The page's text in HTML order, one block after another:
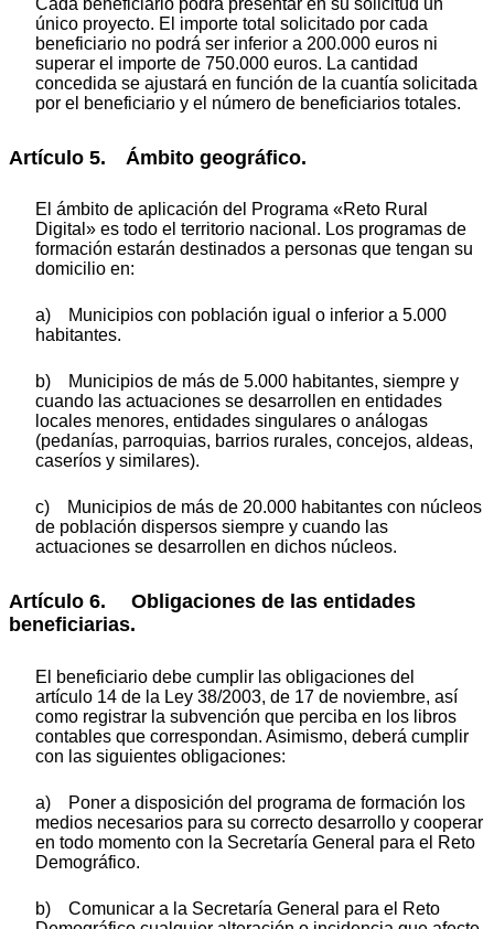
único proyecto. El importe total solicitado por cada
beneficiario no podrá ser inferior a 200.000 euros ni
superar el importe de 750.000 euros. La cantidad
concedida se ajustará en función de la cuantía solicitada
por el beneficiario y el número de beneficiarios totales.
Artículo 5. Ámbito geográfico.
El ámbito de aplicación del Programa «Reto Rural
Digital» es todo el territorio nacional. Los programas de
formación estarán destinados a personas que tengan su
domicilio en:
a) Municipios con población igual o inferior a 5.000
habitantes.
b) Municipios de más de 5.000 habitantes, siempre y
cuando las actuaciones se desarrollen en entidades
locales menores, entidades singulares o análogas
(pedanías, parroquias, barrios rurales, concejos, aldeas,
caseríos y similares).
c) Municipios de más de 20.000 habitantes con núcleos
de población dispersos siempre y cuando las
actuaciones se desarrollen en dichos núcleos.
Artículo 6. Obligaciones de las entidades
beneficiarias.
El beneficiario debe cumplir las obligaciones del
artículo 14 de la Ley 38/2003, de 17 de noviembre, así
como registrar la subvención que perciba en los libros
contables que correspondan. Asimismo, deberá cumplir
con las siguientes obligaciones:
a) Poner a disposición del programa de formación los
medios necesarios para su correcto desarrollo y cooperar
en todo momento con la Secretaría General para el Reto
Demográfico.
b) Comunicar a la Secretaría General para el Reto